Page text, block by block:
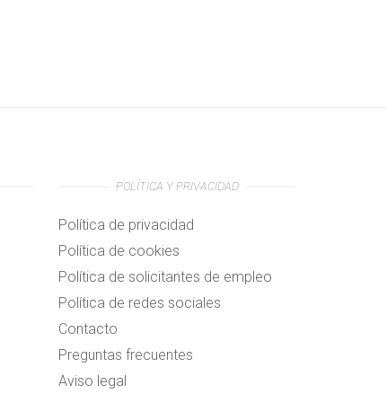
POLÍTICA Y PRIVACIDAD
Política de privacidad
Política de cookies
Política de solicitantes de empleo
Política de redes sociales
Contacto
Preguntas frecuentes
Aviso legal